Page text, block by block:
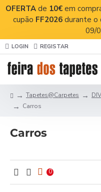
OFERTA de 10€ em
cupão FF2026 durante o
09/
LOGIN REGISTAR
Tapetes@Carpetes
Carros
Carros
0